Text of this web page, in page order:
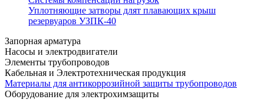
Уплотняющие затворы длят плавающих крыш
резервуаров УЗПК-40
Запорная арматура
Насосы и электродвигатели
Элементы трубопроводов
Кабельная и Электротехническая продукция
Материалы для антикоррозийной защиты трубопроводов
Оборудование для электрохимзащиты